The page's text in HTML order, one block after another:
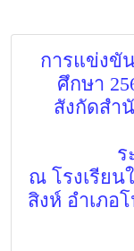
การแข่งขั
ศึกษา
สังกัดสำ
ร
ณ โรงเรียน
สิงห์ อำเภอ